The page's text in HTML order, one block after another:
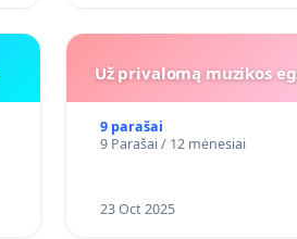
Už privalomą muzikos
9 parašai
9 Parašai / 12 mėnesiai
23 Oct 2025